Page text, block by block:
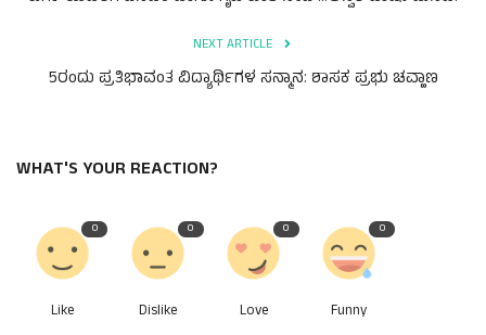
NEXT ARTICLE
5ರಂದು ಪ್ರತಿಭಾವಂತ ವಿದ್ಯಾರ್ಥಿಗಳ ಸನ್ಮಾನ: ಶಾಸಕ ಪ್ರಭು ಚವ್ಹಾಣ
WHAT'S YOUR REACTION?
0
Like
0
Dislike
0
Love
0
Funny